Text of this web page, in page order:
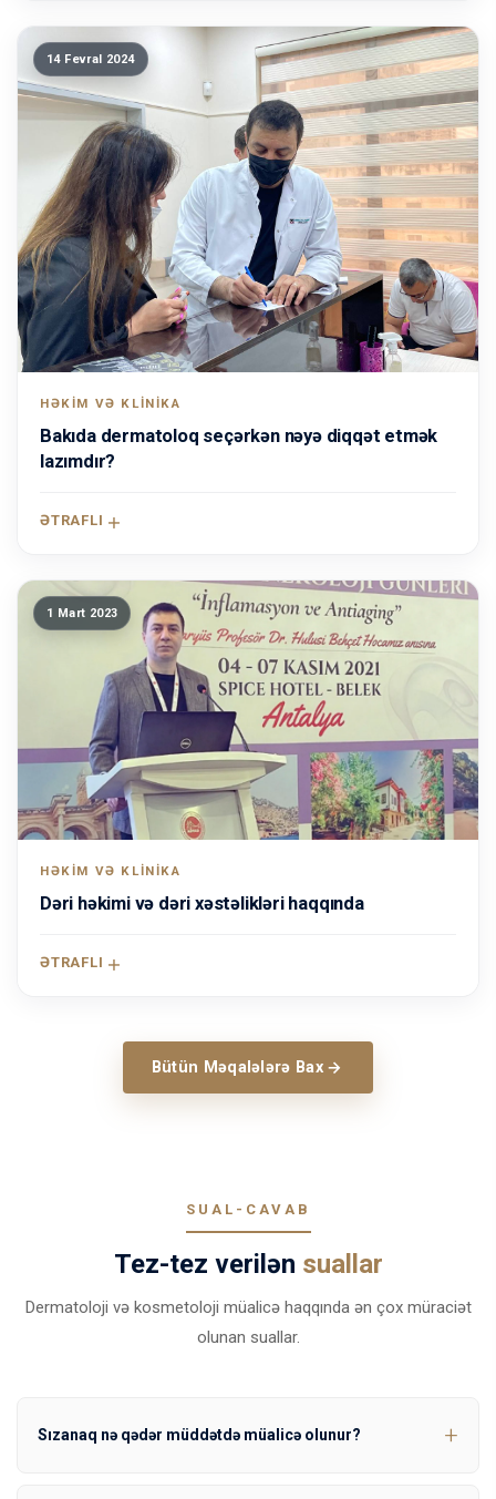
14 Fevral 2024
HƏKIM VƏ KLINIKA
Bakıda dermatoloq seçərkən nəyə diqqət etmək
lazımdır?
ƏTRAFLI
1 Mart 2023
HƏKIM VƏ KLINIKA
Dəri həkimi və dəri xəstəlikləri haqqında
ƏTRAFLI
Bütün Məqalələrə Bax
SUAL-CAVAB
Tez-tez verilən suallar
Dermatoloji və kosmetoloji müalicə haqqında ən çox müraciət
olunan suallar.
Sızanaq nə qədər müddətdə müalicə olunur?